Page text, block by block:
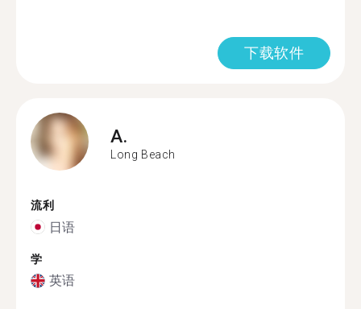
下载软件
A.
Long Beach
流利
日语
学
英语